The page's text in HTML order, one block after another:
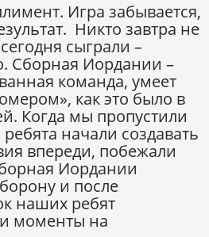
Игра забывается,
Никто завтра не
сыграли –
Сборная Иордании –
команда, умеет
как это было в
Когда мы пропустили
начали создавать
впереди, побежали
Иордании
и после
наших ребят
моменты на